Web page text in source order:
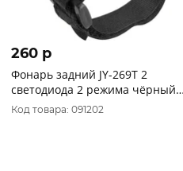
260 p
Фонарь задний JY-269T 2
светодиода 2 режима чёрный
560079
Код товара: 091202